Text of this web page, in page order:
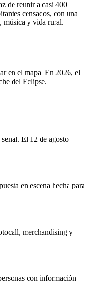
de reunir a casi 400
censados, con una
música y vida rural.
en el mapa. En 2026, el
del Eclipse.
El 12 de agosto
en escena hecha para
merchandising y
con información